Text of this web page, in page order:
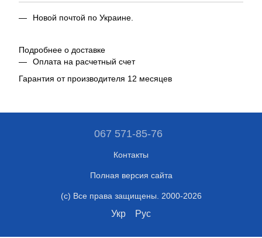
Новой почтой по Украине.
Подробнее о доставке
Оплата на расчетный счет
Гарантия от производителя 12 месяцев
067 571-85-76
Контакты
Полная версия сайта
(c) Все права защищены. 2000-2026
Укр Рус